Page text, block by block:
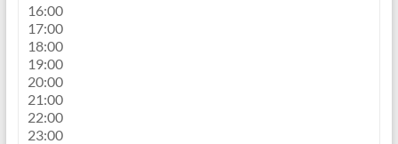
16:00
17:00
18:00
19:00
20:00
21:00
22:00
23:00